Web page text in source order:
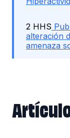
2 HHS
alteración
amenaza